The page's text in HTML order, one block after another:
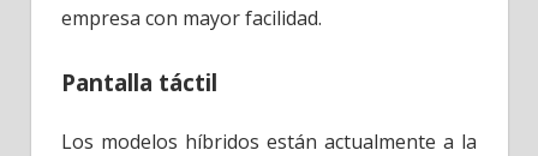
empresa con mayor facilidad.
Pantalla táctil
Los modelos híbridos están actualmente a la